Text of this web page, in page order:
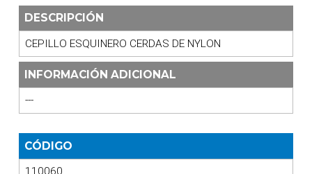
DESCRIPCIÓN
CEPILLO ESQUINERO CERDAS DE NYLON
INFORMACIÓN ADICIONAL
---
CÓDIGO
110060